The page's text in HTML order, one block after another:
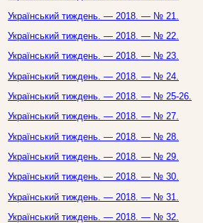
Український тиждень. — 2018. — № 21.
Український тиждень. — 2018. — № 22.
Український тиждень. — 2018. — № 23.
Український тиждень. — 2018. — № 24.
Український тиждень. — 2018. — № 25-26.
Український тиждень. — 2018. — № 27.
Український тиждень. — 2018. — № 28.
Український тиждень. — 2018. — № 29.
Український тиждень. — 2018. — № 30.
Український тиждень. — 2018. — № 31.
Український тиждень. — 2018. — № 32.